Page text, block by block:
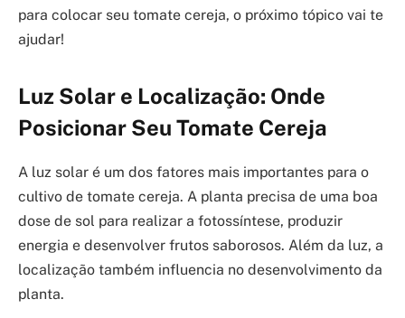
para colocar seu tomate cereja, o próximo tópico vai te
ajudar!
Luz Solar e Localização: Onde
Posicionar Seu Tomate Cereja
A luz solar é um dos fatores mais importantes para o
cultivo de tomate cereja. A planta precisa de uma boa
dose de sol para realizar a fotossíntese, produzir
energia e desenvolver frutos saborosos. Além da luz, a
localização também influencia no desenvolvimento da
planta.